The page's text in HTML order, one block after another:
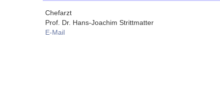
Chefarzt
Prof. Dr. Hans-Joachim Strittmatter
E-Mail